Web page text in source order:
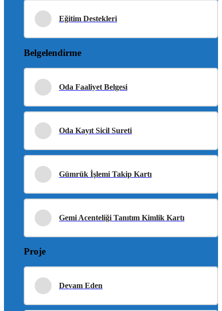
Eğitim Destekleri
Belgelendirme
Oda Faaliyet Belgesi
Oda Kayıt Sicil Sureti
Gümrük İşlemi Takip Kartı
Gemi Acenteliği Tanıtım Kimlik Kartı
Proje
Devam Eden